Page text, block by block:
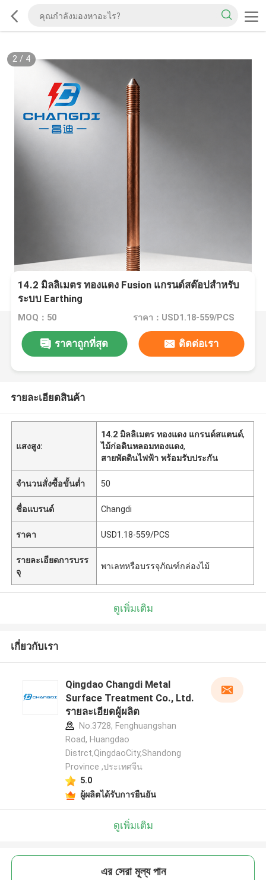
2/ 4
14.2 มิลลิเมตร ทองแดง Fusion แกรนด์สต๊อปสําหรับ
ระบบ Earthing
MOQ：50 ราคา：USD1.18-559/PCS
ราคาถูกที่สุด ติดต่อเรา
รายละเอียดสินค้า
แสงสูง:
14.2 มิลลิเมตร ทองแดง แกรนด์สแตนด์,
ไม้ก่อดินหลอมทองแดง,
สายพัดดินไฟฟ้า พร้อมรับประกัน
จำนวนสั่งซื้อขั้นต่ำ 50
ชื่อแบรนด์ Changdi
ราคา USD1.18-559/PCS
รายละเอียดการบรร
จุ
พาเลทหรือบรรจุภัณฑ์กล่องไม้
ดูเพิ่มเติม
เกี่ยวกับเรา
Qingdao Changdi Metal
Surface Treatment Co., Ltd.
รายละเอียดผู้ผลิต
No.3728, Fenghuangshan
Road, Huangdao
Distrct,QingdaoCity,Shandong
Province ,ประเทศจีน
5.0
ผู้ผลิตได้รับการยืนยัน
ดูเพิ่มเติม
এর সেরা মূল্য পান